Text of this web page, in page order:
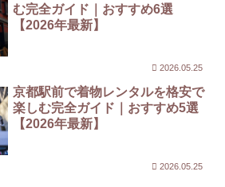
む完全ガイド｜おすすめ6選
【2026年最新】
2026.05.25
京都駅前で着物レンタルを格安で
楽しむ完全ガイド｜おすすめ5選
【2026年最新】
2026.05.25